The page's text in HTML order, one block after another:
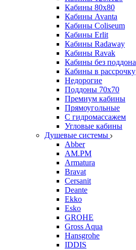
Кабины 80х80
Кабины Avanta
Кабины Coliseum
Кабины Erlit
Кабины Radaway
Кабины Ravak
Кабины без поддона
Кабины в рассрочку
Недорогие
Поддоны 70x70
Премиум кабины
Прямоугольные
С гидромассажем
Угловые кабины
Душевые системы
Abber
AM.PM
Armatura
Bravat
Cersanit
Deante
Ekko
Esko
GROHE
Gross Aqua
Hansgrohe
IDDIS